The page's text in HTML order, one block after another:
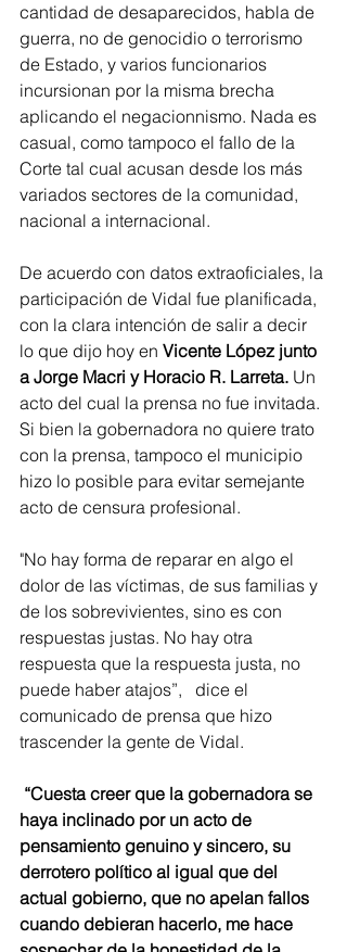
cantidad de desaparecidos, habla de
guerra, no de genocidio o terrorismo
de Estado, y varios funcionarios
incursionan por la misma brecha
aplicando el negacionnismo. Nada es
casual, como tampoco el fallo de la
Corte tal cual acusan desde los más
variados sectores de la comunidad,
nacional a internacional.
De acuerdo con datos extraoficiales, la
participación de Vidal fue planificada,
con la clara intención de salir a decir
lo que dijo hoy en Vicente López junto
a Jorge Macri y Horacio R. Larreta. Un
acto del cual la prensa no fue invitada.
Si bien la gobernadora no quiere trato
con la prensa, tampoco el municipio
hizo lo posible para evitar semejante
acto de censura profesional.
"No hay forma de reparar en algo el
dolor de las víctimas, de sus familias y
de los sobrevivientes, sino es con
respuestas justas. No hay otra
respuesta que la respuesta justa, no
puede haber atajos”,   dice el
comunicado de prensa que hizo
trascender la gente de Vidal.
haya inclinado por un acto de
pensamiento genuino y sincero, su
derrotero político al igual que del
actual gobierno, que no apelan fallos
cuando debieran hacerlo, me hace